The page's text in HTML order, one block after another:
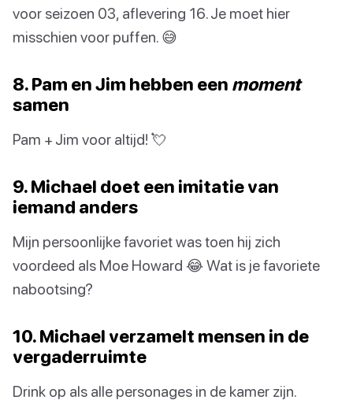
voor seizoen 03, aflevering 16. Je moet hier
misschien voor puffen. 😅
8. Pam en Jim hebben een moment
samen
Pam + Jim voor altijd! 💘
9. Michael doet een imitatie van
iemand anders
Mijn persoonlijke favoriet was toen hij zich
voordeed als Moe Howard 😂 Wat is je favoriete
nabootsing?
10. Michael verzamelt mensen in de
vergaderruimte
Drink op als alle personages in de kamer zijn.